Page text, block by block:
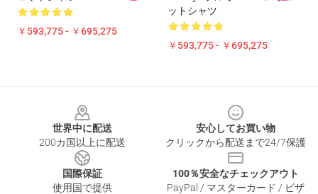
￥593,775 - ￥695,275
ットシャツ
￥593,775 - ￥695,275
世界中に配送
200カ国以上に配送
安心してお買い物
クリックから配送まで24/7保護
国際保証
使用国で提供
100％安全なチェックアウト
PayPal / マスターカード / ビザ